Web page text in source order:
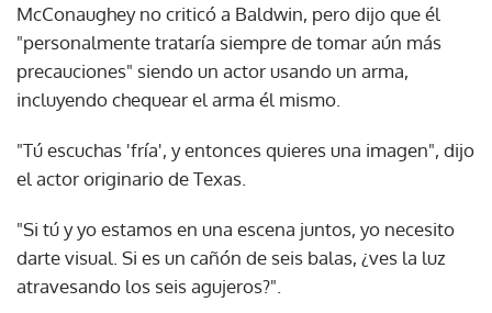
McConaughey no criticó a Baldwin, pero dijo que él
"personalmente trataría siempre de tomar aún más
precauciones" siendo un actor usando un arma,
incluyendo chequear el arma él mismo.
"Tú escuchas 'fría', y entonces quieres una imagen", dijo
el actor originario de Texas.
"Si tú y yo estamos en una escena juntos, yo necesito
darte visual. Si es un cañón de seis balas, ¿ves la luz
atravesando los seis agujeros?".